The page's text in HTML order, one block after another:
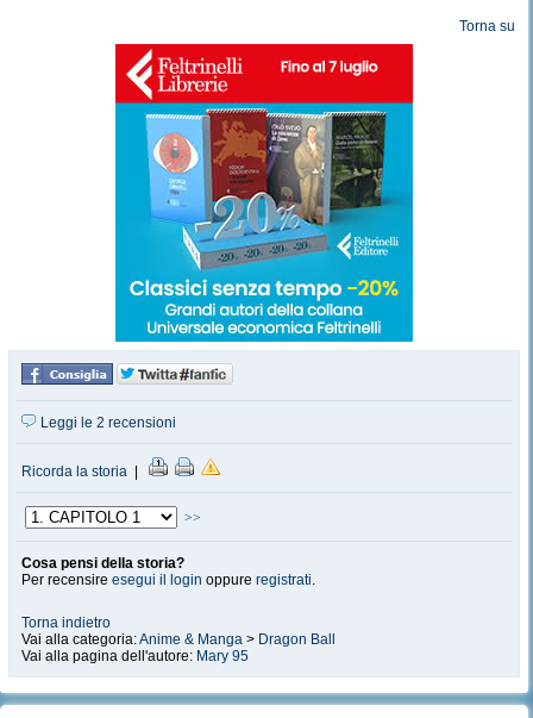
Torna su
Leggi le 2 recensioni
Ricorda la storia
>>
Cosa pensi della storia?
Per recensire esegui il login oppure registrati.
Torna indietro
Vai alla categoria:Anime & Manga > Dragon Ball
Vai alla pagina dell'autore: Mary 95